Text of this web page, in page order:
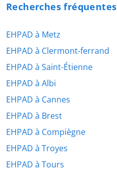
Recherches fréquentes
EHPAD à Metz
EHPAD à Clermont-ferrand
EHPAD à Saint-Étienne
EHPAD à Albi
EHPAD à Cannes
EHPAD à Brest
EHPAD à Compiègne
EHPAD à Troyes
EHPAD à Tours